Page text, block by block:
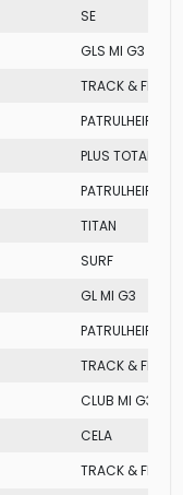
SE
GLS MI G3
TRACK & FIELD
PATRULHEIRO
PLUS TOTAL FLEX
PATRULHEIRO
TITAN
SURF
GL MI G3
PATRULHEIRO
TRACK & FIELD
CLUB MI G3
CELA
TRACK & FIELD